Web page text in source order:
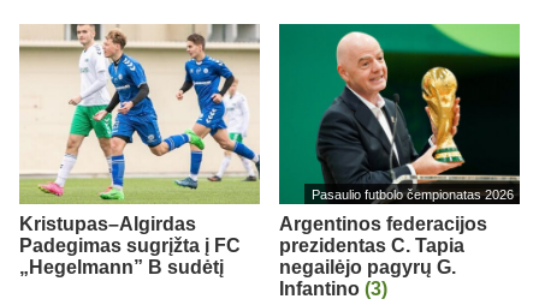
Kristupas–Algirdas
Padegimas sugrįžta į FC
„Hegelmann” B sudėtį
Pasaulio futbolo čempionatas 2026
Argentinos federacijos
prezidentas C. Tapia
negailėjo pagyrų G.
Infantino (3)